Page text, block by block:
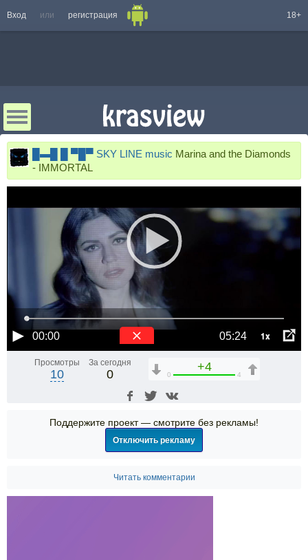
Вход или регистрация 18+
█▬█ █ ▀█▀ SKY LINE music Marina and the Diamonds
- IMMORTAL
00:00 05:24 1x
Просмотры
10
За сегодня
0
+4
0 4
Поддержите проект — смотрите без рекламы!
Отключить рекламу
Читать комментарии